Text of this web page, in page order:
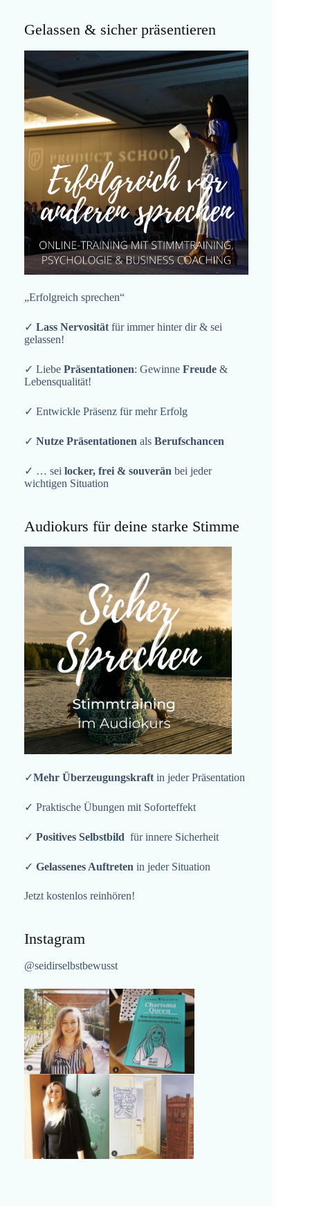
Gelassen & sicher präsentieren
„Erfolgreich sprechen“
✓ Lass Nervosität für immer hinter dir & sei
gelassen!
✓ Liebe Präsentationen: Gewinne Freude &
Lebensqualität!
✓ Entwickle Präsenz für mehr Erfolg
✓ Nutze Präsentationen als Berufschancen
✓ … sei locker, frei & souverän bei jeder
wichtigen Situation
Audiokurs für deine starke Stimme
✓Mehr Überzeugungskraftin jeder Präsentation
✓ Praktische Übungen mit Soforteffekt
✓ Positives Selbstbild für innere Sicherheit
✓ Gelassenes Auftreten in jeder Situation
Jetzt kostenlos reinhören!
Instagram
@seidirselbstbewusst